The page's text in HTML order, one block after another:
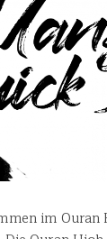
im Ouran